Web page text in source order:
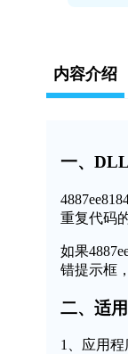
内容介绍
一、
重复代码
如果
错提示框
二、适
1、应用程